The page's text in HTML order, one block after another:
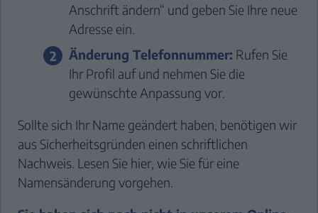
Anschrift ändern“ und geben Sie Ihre neue
Adresse ein.
Änderung Telefonnummer: Rufen Sie
Ihr Profil auf und nehmen Sie die
gewünschte Anpassung vor.
Sollte sich Ihr Name geändert haben, benötigen wir
aus Sicherheitsgründen einen schriftlichen
Nachweis. Lesen Sie hier, wie Sie für eine
Namensänderung vorgehen.